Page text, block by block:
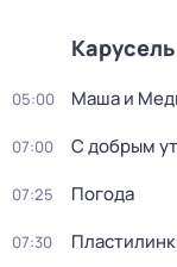
Карусель
05:00 Маша и
07:00 С добрым
07:25 Погода
07:30